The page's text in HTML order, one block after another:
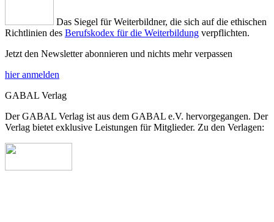
Das Siegel für Weiterbildner, die sich auf die ethischen
Richtlinien des Berufskodex für die Weiterbildung verpflichten.
Jetzt den Newsletter abonnieren und nichts mehr verpassen
hier anmelden
GABAL Verlag
Der GABAL Verlag ist aus dem GABAL e.V. hervorgegangen. Der
Verlag bietet exklusive Leistungen für Mitglieder. Zu den Verlagen: